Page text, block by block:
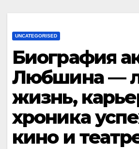
UNCATEGORISED
Биография
Любшина —
жизнь,
хроника
кино и